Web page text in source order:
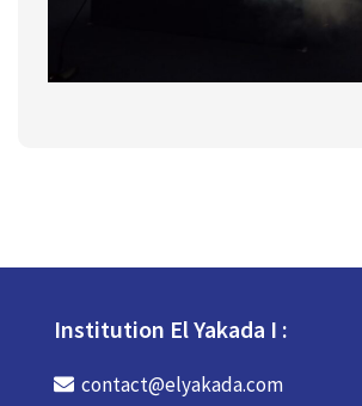
Institution El Yakada I :
contact@elyakada.com